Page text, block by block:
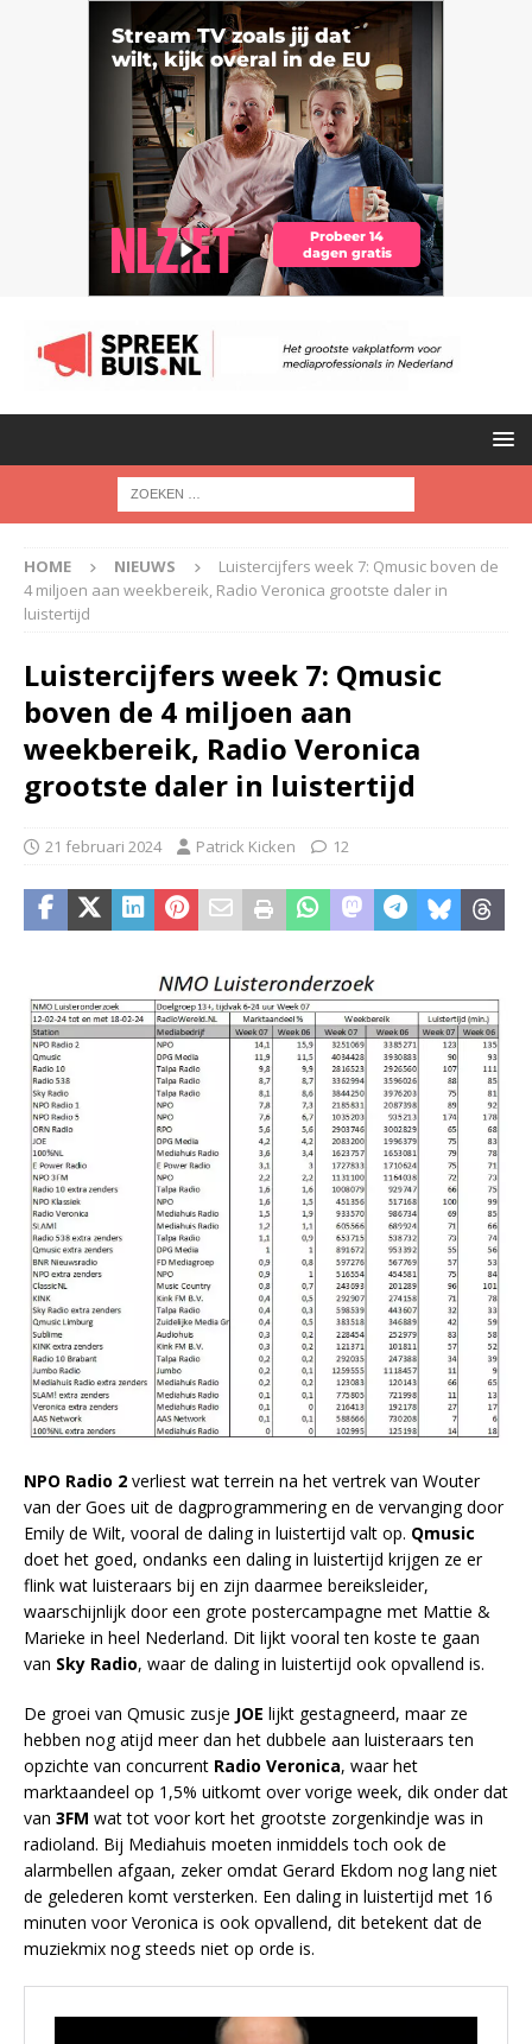
HOME NIEUWS
Luistercijfers week 7: Qmusic boven de
4 miljoen aan weekbereik, Radio Veronica grootste daler in
luistertijd
Luistercijfers week 7: Qmusic
boven de 4 miljoen aan
weekbereik, Radio Veronica
grootste daler in luistertijd
21 februari 2024 Patrick Kicken 12
NPO Radio 2 verliest wat terrein na het vertrek van Wouter
van der Goes uit de dagprogrammering en de vervanging door
Emily de Wilt, vooral de daling in luistertijd valt op. Qmusic
doet het goed, ondanks een daling in luistertijd krijgen ze er
flink wat luisteraars bij en zijn daarmee bereiksleider,
waarschijnlijk door een grote postercampagne met Mattie &
Marieke in heel Nederland. Dit lijkt vooral ten koste te gaan
van Sky Radio, waar de daling in luistertijd ook opvallend is.
De groei van Qmusic zusje JOE lijkt gestagneerd, maar ze
hebben nog atijd meer dan het dubbele aan luisteraars ten
opzichte van concurrent Radio Veronica, waar het
marktaandeel op 1,5% uitkomt over vorige week, dik onder dat
van 3FM wat tot voor kort het grootste zorgenkindje was in
radioland. Bij Mediahuis moeten inmiddels toch ook de
alarmbellen afgaan, zeker omdat Gerard Ekdom nog lang niet
de gelederen komt versterken. Een daling in luistertijd met 16
minuten voor Veronica is ook opvallend, dit betekent dat de
muziekmix nog steeds niet op orde is.